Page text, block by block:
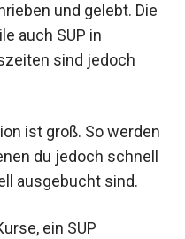
und gelebt. Die
auch SUP in
sind jedoch
ist groß. So werden
du jedoch schnell
ausgebucht sind.
ein SUP